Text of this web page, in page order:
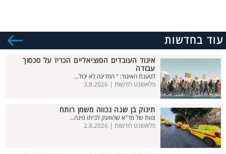
עוד בחדשות
איגוד העובדים הסוציאליים הכריז על סכסוך
עבודה
לטענת האיגוד: " המדינה לא יכול...
פלאשנט חדשות | 3.8.2026
תינוק בן שנה נכווה משמן רותח
צוות של מד"א שהוזעק לביתו פינה...
פלאשנט חדשות | 2.8.2026